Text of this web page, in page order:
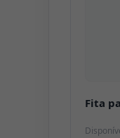
Fita